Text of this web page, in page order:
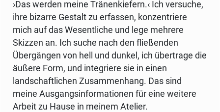
›Das werden meine Tränenkiefern.‹ Ich versuche,
ihre bizarre Gestalt zu erfassen, konzentriere
mich auf das Wesentliche und lege mehrere
Skizzen an. Ich suche nach den fließenden
Übergängen von hell und dunkel, ich übertrage die
äußere Form, und integriere sie in einen
landschaftlichen Zusammenhang. Das sind
meine Ausgangsinformationen für eine weitere
Arbeit zu Hause in meinem Atelier.